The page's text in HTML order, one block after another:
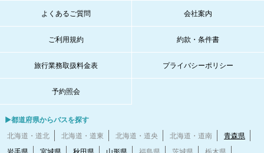
よくあるご質問 会社案内
ご利用規約 約款・条件書
旅行業務取扱料金表 プライバシーポリシー
予約照会
▶都道府県からバスを探す
北海道・道北
北海道・道東 北海道・道央 北海道・道南
青森県